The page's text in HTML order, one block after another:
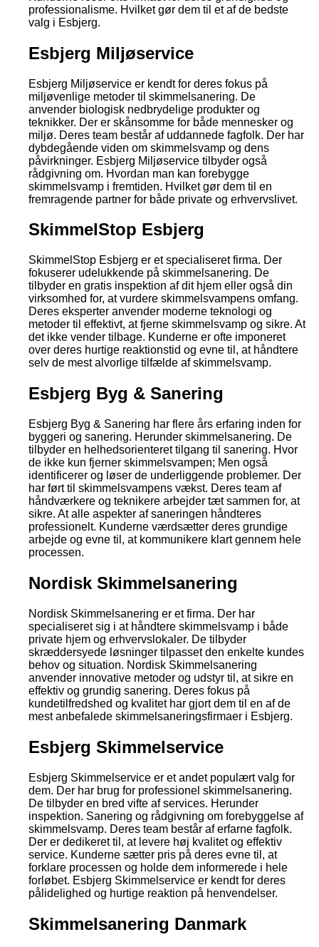
professionalisme. Hvilket gør dem til et af de bedste
valg i Esbjerg.
Esbjerg Miljøservice
Esbjerg Miljøservice er kendt for deres fokus på
miljøvenlige metoder til skimmelsanering. De
anvender biologisk nedbrydelige produkter og
teknikker. Der er skånsomme for både mennesker og
miljø. Deres team består af uddannede fagfolk. Der har
dybdegående viden om skimmelsvamp og dens
påvirkninger. Esbjerg Miljøservice tilbyder også
rådgivning om. Hvordan man kan forebygge
skimmelsvamp i fremtiden. Hvilket gør dem til en
fremragende partner for både private og erhvervslivet.
SkimmelStop Esbjerg
SkimmelStop Esbjerg er et specialiseret firma. Der
fokuserer udelukkende på skimmelsanering. De
tilbyder en gratis inspektion af dit hjem eller også din
virksomhed for, at vurdere skimmelsvampens omfang.
Deres eksperter anvender moderne teknologi og
metoder til effektivt, at fjerne skimmelsvamp og sikre. At
det ikke vender tilbage. Kunderne er ofte imponeret
over deres hurtige reaktionstid og evne til, at håndtere
selv de mest alvorlige tilfælde af skimmelsvamp.
Esbjerg Byg & Sanering
Esbjerg Byg & Sanering har flere års erfaring inden for
byggeri og sanering. Herunder skimmelsanering. De
tilbyder en helhedsorienteret tilgang til sanering. Hvor
de ikke kun fjerner skimmelsvampen; Men også
identificerer og løser de underliggende problemer. Der
har ført til skimmelsvampens vækst. Deres team af
håndværkere og teknikere arbejder tæt sammen for, at
sikre. At alle aspekter af saneringen håndteres
professionelt. Kunderne værdsætter deres grundige
arbejde og evne til, at kommunikere klart gennem hele
processen.
Nordisk Skimmelsanering
Nordisk Skimmelsanering er et firma. Der har
specialiseret sig i at håndtere skimmelsvamp i både
private hjem og erhvervslokaler. De tilbyder
skræddersyede løsninger tilpasset den enkelte kundes
behov og situation. Nordisk Skimmelsanering
anvender innovative metoder og udstyr til, at sikre en
effektiv og grundig sanering. Deres fokus på
kundetilfredshed og kvalitet har gjort dem til en af de
mest anbefalede skimmelsaneringsfirmaer i Esbjerg.
Esbjerg Skimmelservice
Esbjerg Skimmelservice er et andet populært valg for
dem. Der har brug for professionel skimmelsanering.
De tilbyder en bred vifte af services. Herunder
inspektion. Sanering og rådgivning om forebyggelse af
skimmelsvamp. Deres team består af erfarne fagfolk.
Der er dedikeret til, at levere høj kvalitet og effektiv
service. Kunderne sætter pris på deres evne til, at
forklare processen og holde dem informerede i hele
forløbet. Esbjerg Skimmelservice er kendt for deres
pålidelighed og hurtige reaktion på henvendelser.
Skimmelsanering Danmark